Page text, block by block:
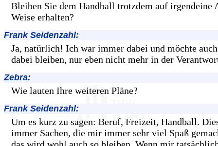
Bleiben Sie dem Handball trotzdem auf irgendeine
Weise erhalten?
Frank Seidenzahl:
Ja, natürlich! Ich war immer dabei und möchte
dabei bleiben, nur eben nicht mehr in der
Zebra:
Wie lauten Ihre weiteren Pläne?
Frank Seidenzahl:
Um es kurz zu sagen: Beruf, Freizeit, Handball.
immer Sachen, die mir immer sehr viel Spaß